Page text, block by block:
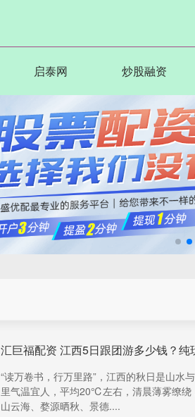
启泰网 炒股融资
“读万卷书，行万里路”，江西的秋日是山水
里气温宜人，平均20℃左右，清晨薄雾缭绕
山云海、婺源晒秋、景德....